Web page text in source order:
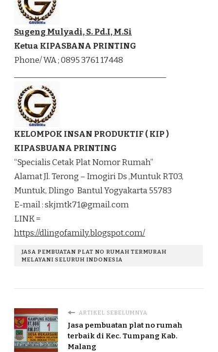
Sugeng Mulyadi, S. Pd.I, M.Si
Ketua KIPASBANA PRINTING
Phone/ WA ; 0895 3761 17448
KELOMPOK INSAN PRODUKTIF ( KIP )
KIPASBUANA PRINTING
“Specialis Cetak Plat Nomor Rumah”
Alamat Jl. Terong – Imogiri Ds ,Muntuk RT03,
Muntuk, Dlingo Bantul Yogyakarta 55783
E-mail :skjmtk71@gmail.com
LINK =
https://dlingofamily.blogspot.com/
JASA PEMBUATAN PLAT NO RUMAH TERMURAH
MELAYANI SELURUH INDONESIA
ARTIKEL SEBELUMNYA
Jasa pembuatan plat no rumah
terbaik di Kec. Tumpang Kab.
Malang